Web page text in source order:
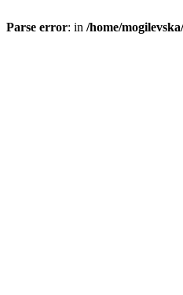
Parse error: in /home/